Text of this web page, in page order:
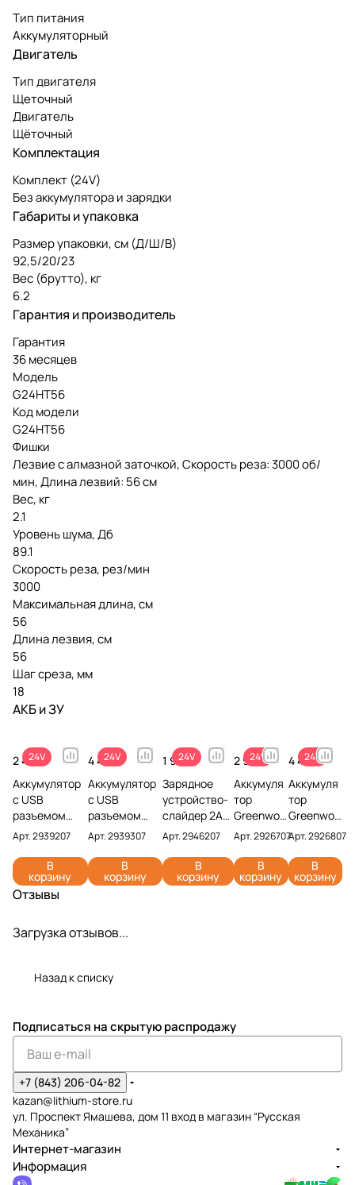
Тип питания
Аккумуляторный
Двигатель
Тип двигателя
Щеточный
Двигатель
Щёточный
Комплектация
Комплект (24V)
Без аккумулятора и зарядки
Габариты и упаковка
Размер упаковки, см (Д/Ш/В)
92,5/20/23
Вес (брутто), кг
6.2
Гарантия и производитель
Гарантия
36 месяцев
Модель
G24HT56
Код модели
G24HT56
Фишки
Лезвие с алмазной заточкой, Скорость реза: 3000 об/
мин, Длина лезвий: 56 см
Вес, кг
2.1
Уровень шума, Дб
89.1
Скорость реза, рез/мин
3000
Максимальная длина, см
56
Длина лезвия, см
56
Шаг среза, мм
18
АКБ и ЗУ
24V
2 490 ₽
Аккумулятор
с USB
разъемом
Greenworks
G24USB2 24V
2939207 (2
Ач)
Арт.2939207
В
корзину
24V
4 490 ₽
Аккумулятор
с USB
разъемом
Greenworks
G24USB4 24V
2939307 (4
Ач)
Арт.2939307
В
корзину
24V
1 990 ₽
Зарядное
устройство-
слайдер 2А
Greenworks
G24UC2 24V
2946207
Арт.2946207
В
корзину
24V
2 990 ₽
Аккумуля
тор
Greenwor
ks G24B2
24V
2926707
(2 Ач)
Арт.2926707
В
корзину
24V
4 491 ₽
Аккумуля
тор
Greenwor
ks G24B4
24V
2926807
(4 Ач)
Арт.2926807
В
корзину
Отзывы
Загрузка отзывов...
Назад к списку
Подписаться на скрытую распродажу
+7 (843) 206-04-82
kazan@lithium-store.ru
ул. Проспект Ямашева, дом 11 вход в магазин “Русская
Механика”
Интернет-магазин
Информация